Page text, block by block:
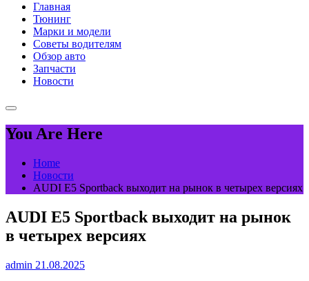
Главная
Тюнинг
Марки и модели
Советы водителям
Обзор авто
Запчасти
Новости
You Are Here
Home
Новости
AUDI E5 Sportback выходит на рынок в четырех версиях
AUDI E5 Sportback выходит на рынок
в четырех версиях
admin 21.08.2025